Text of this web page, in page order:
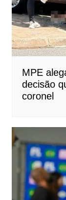
MPE
decisão
coronel